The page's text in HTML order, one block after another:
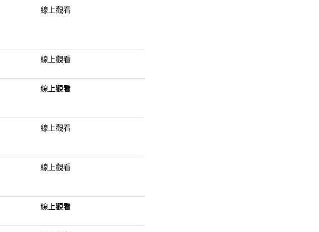
線上觀看
線上觀看
線上觀看
線上觀看
線上觀看
線上觀看